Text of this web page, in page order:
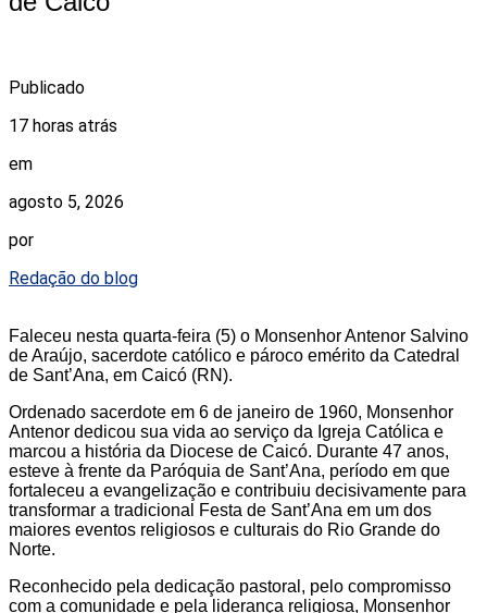
Publicado
17 horas atrás
em
agosto 5, 2026
por
Redação do blog
Faleceu nesta quarta-feira (5) o Monsenhor Antenor Salvino
de Araújo, sacerdote católico e pároco emérito da Catedral
de Sant’Ana, em Caicó (RN).
Ordenado sacerdote em 6 de janeiro de 1960, Monsenhor
Antenor dedicou sua vida ao serviço da Igreja Católica e
marcou a história da Diocese de Caicó. Durante 47 anos,
esteve à frente da Paróquia de Sant’Ana, período em que
fortaleceu a evangelização e contribuiu decisivamente para
transformar a tradicional Festa de Sant’Ana em um dos
maiores eventos religiosos e culturais do Rio Grande do
Norte.
Reconhecido pela dedicação pastoral, pelo compromisso
com a comunidade e pela liderança religiosa, Monsenhor